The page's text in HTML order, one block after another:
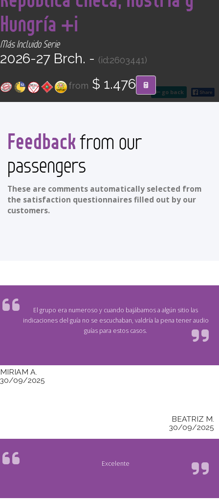
CONTACT
go back
Hungría +i
Más Incluido Serie
2026-27 Brch. - (id:2603441)
from $ 1.476
Feedbackfrom our
passengers
These are comments automatically selected from
the satisfaction questionnaires filled out by our
customers.
El grupo era numeroso y cuando bajábamos a algún sitio las
indicaciones del guía no se escuchaban, valdría la pena tener audio
guías para estos casos.
MIRIAM A.
30/09/2025
BEATRIZ M.
30/09/2025
Excelente